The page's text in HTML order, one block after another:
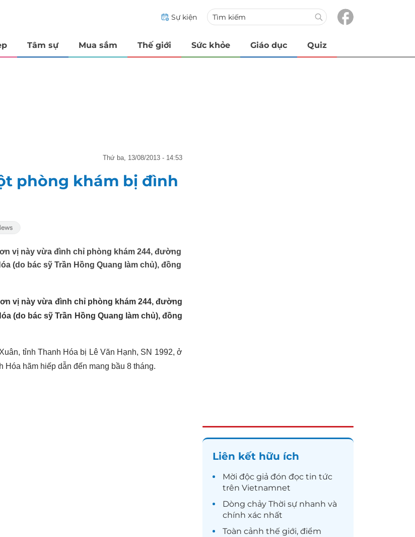
Sự kiện
Tâm sự Mua sắm Thế giới Sức khỏe Giáo dục Quiz
thứ ba, 13/08/2013 - 14:53
phòng khám bị đình
vị này vừa đình chỉ phòng khám 244, đường
(do bác sỹ Trần Hồng Quang làm chủ), đồng
vị này vừa đình chỉ phòng khám 244, đường
(do bác sỹ Trần Hồng Quang làm chủ), đồng
tỉnh Thanh Hóa bị Lê Văn Hạnh, SN 1992, ở
hãm hiếp dẫn đến mang bầu 8 tháng.
Liên kết hữu ích
Mời độc giả đón đọc tin tức
trên Vietnamnet
Dòng chảy Thời sự nhanh và
chính xác nhất
Toàn cảnh thế giới, điểm